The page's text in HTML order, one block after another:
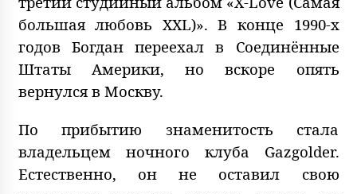
большая любовь XXL)». В конце 1990-х
годов Богдан переехал в Соединённые
Штаты Америки, но вскоре опять
вернулся в Москву.
По прибытию знаменитость стала
владельцем ночного клуба Gazgolder.
Естественно, он не оставил свою